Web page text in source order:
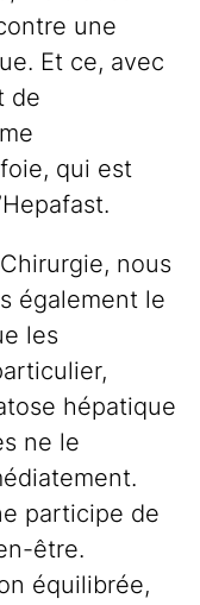
une
Et ce, avec
de
qui est
nous
également le
les
hépatique
ne le
participe de
être.
équilibrée,